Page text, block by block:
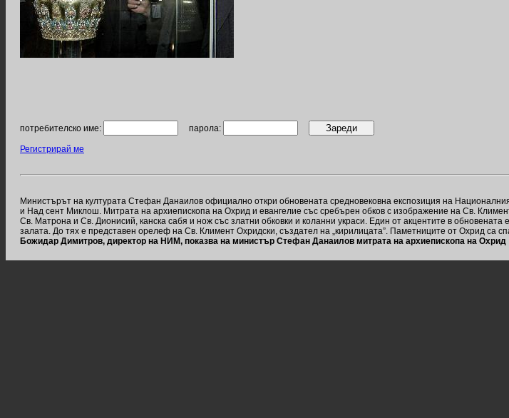
потребителско име: парола:
Регистрирай ме
Министърът на културата Стефан Данаилов официално откри обновената средновековна експозиция на
и Над сент Миклош. Митрата на архиепископа на Охрид и евангелие със сребърен обков с изображение на Св.
Св. Матрона и Св. Дионисий, канска сабя и нож със златни обковки и коланни украси. Един от акцентите в обновената
залата. До тях е представен орелеф на Св. Климент Охридски, създател на „кирилицата”. Паметниците от Охрид са
Божидар Димитров, директор на НИМ, показва на министър Стефан Данаилов митрата на архиепископа на Охрид